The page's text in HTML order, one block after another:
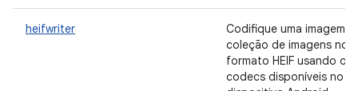
heifwriter
Codifique uma imagem
coleção de imagens no
formato HEIF usando os
codecs disponíveis no